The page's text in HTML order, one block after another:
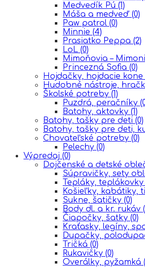
Medvedík Pú (1)
Máša a medveď (0)
Paw patrol (0)
Minnie (4)
Prasiatko Peppa (2)
LoL (0)
Mimoňovia – Mimoni
Princezná Sofia (0)
Hojdačky, hojdacie kone
Hudobné nástroje,
Školské potreby (1)
Puzdrá, peračníky
Batohy, aktovky (1)
Batohy, tašky pre deti (0)
Batohy, tašky pre deti,
Chovateľské potreby (0)
Pelechy (0)
Výpredaj (0)
Dojčenské a detské
Súpravičky, sety
Tepláky, teplákovky
Košieľky, kabátiky,
Sukne, šatičky (0)
Body dl. a kr. rukáv
Čiapočky, šatky (0)
Kraťasky, legíny,
Dupačky,
Tričká (0)
Rukavičky (0)
Overálky, pyžamká